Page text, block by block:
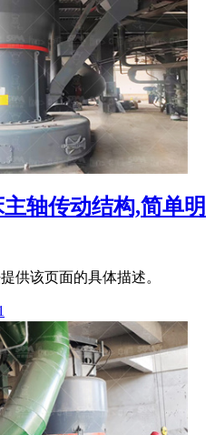
轴传动结构,简单明
供该页面的具体描述。